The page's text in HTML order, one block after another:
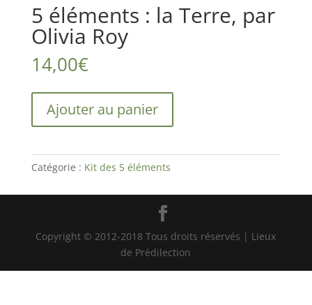
5 éléments : la Terre, par
Olivia Roy
14,00€
:
Terre,
Roy
Ajouter au panier
Catégorie : Kit des 5 éléments
Copyright © 2012-2018 Tous droits réservés | Lieux
de Prédilection